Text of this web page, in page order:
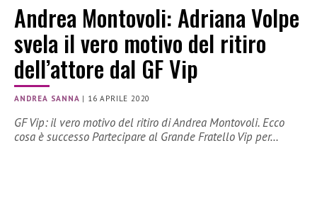
Andrea Montovoli: Adriana Volpe
svela il vero motivo del ritiro
dell’attore dal GF Vip
ANDREA SANNA | 16 APRILE 2020
GF Vip: il vero motivo del ritiro di Andrea Montovoli. Ecco
cosa è successo Partecipare al Grande Fratello Vip per…